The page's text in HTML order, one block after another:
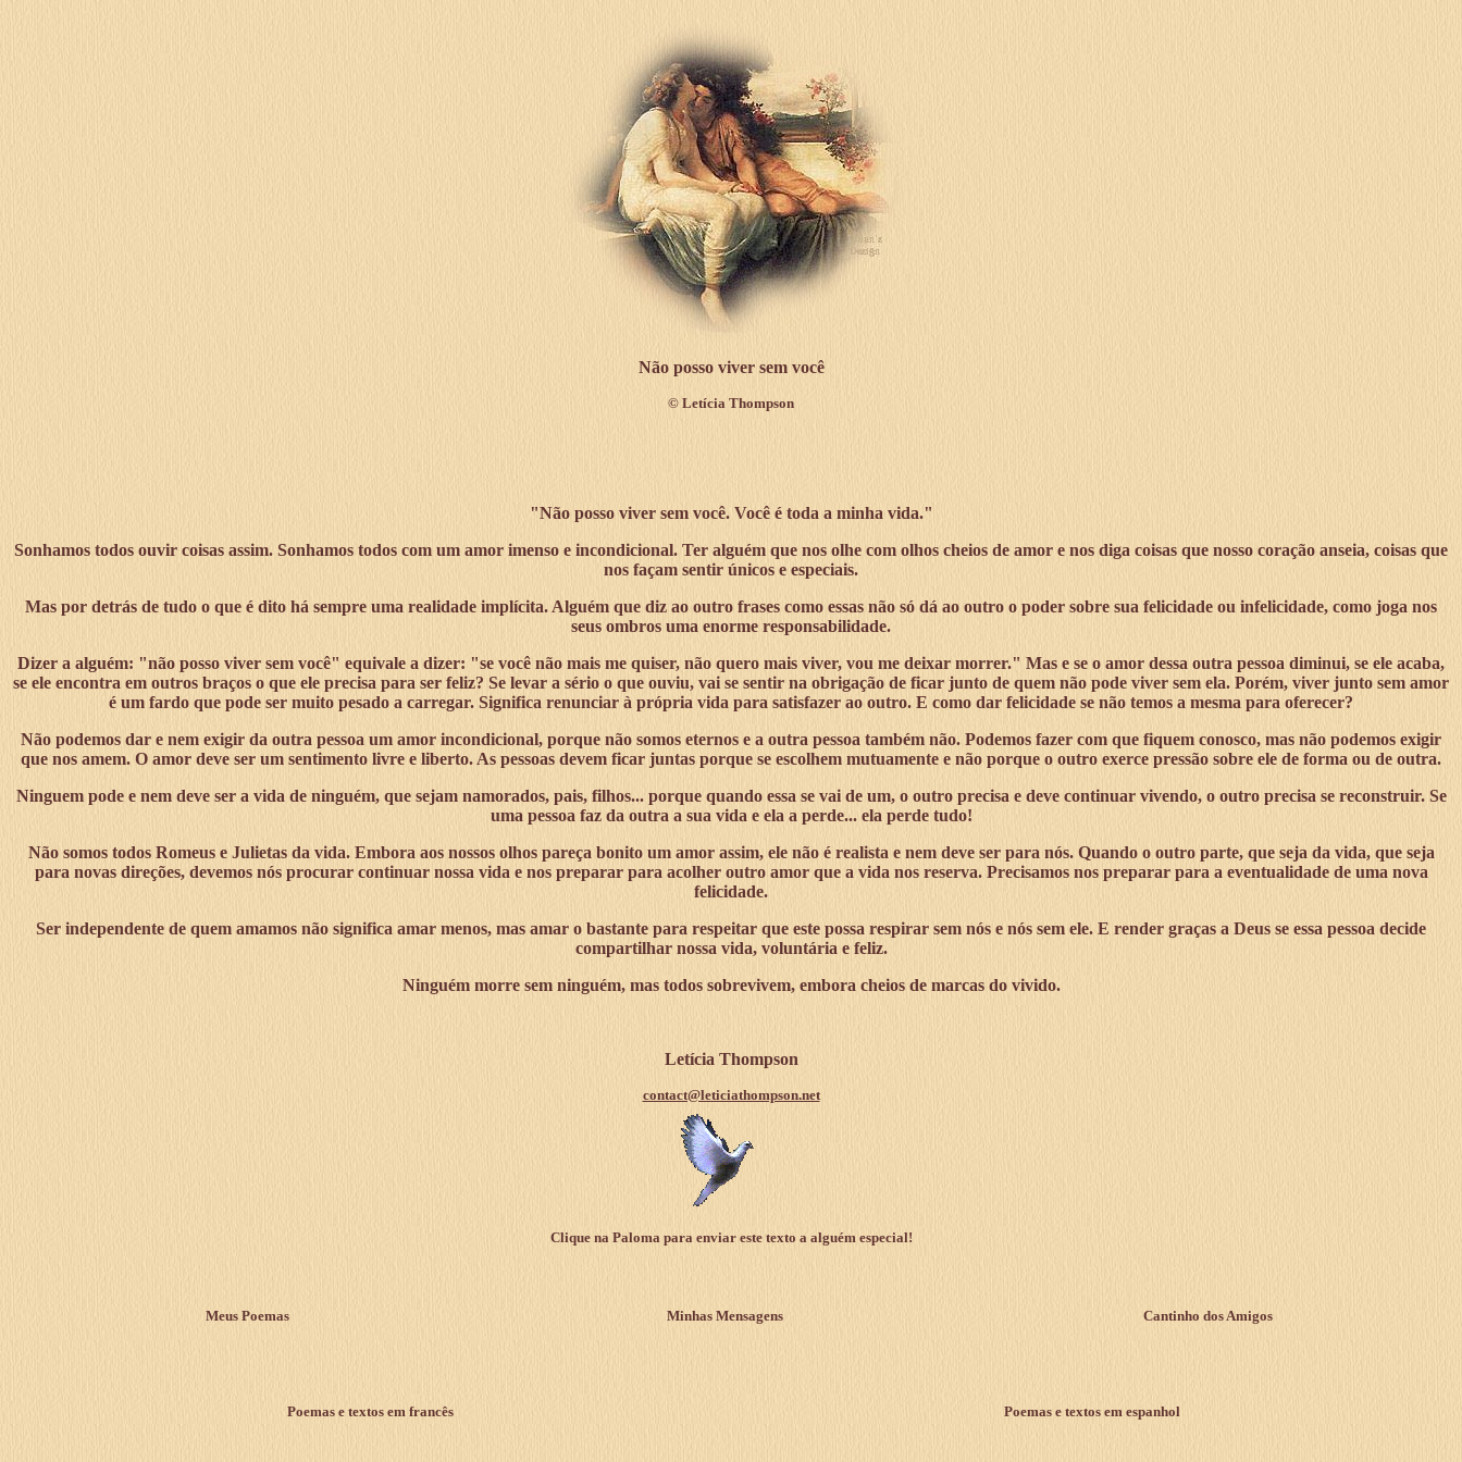
Não posso viver sem você
© Letícia Thompson
"Não posso viver sem você. Você é toda a minha vida."
Sonhamos todos ouvir coisas assim. Sonhamos todos com um amor imenso e incondicional. Ter alguém que nos olhe com olhos cheios de amor e nos diga coisas que nosso coração anseia, coisas que
nos façam sentir únicos e especiais.
Mas por detrás de tudo o que é dito há sempre uma realidade implícita. Alguém que diz ao outro frases como essas não só dá ao outro o poder sobre sua felicidade ou infelicidade, como joga nos
seus ombros uma enorme responsabilidade.
Dizer a alguém: "não posso viver sem você" equivale a dizer: "se você não mais me quiser, não quero mais viver, vou me deixar morrer." Mas e se o amor dessa outra pessoa diminui, se ele acaba,
se ele encontra em outros braços o que ele precisa para ser feliz? Se levar a sério o que ouviu, vai se sentir na obrigação de ficar junto de quem não pode viver sem ela. Porém, viver junto sem amor
é um fardo que pode ser muito pesado a carregar. Significa renunciar à própria vida para satisfazer ao outro. E como dar felicidade se não temos a mesma para oferecer?
Não podemos dar e nem exigir da outra pessoa um amor incondicional, porque não somos eternos e a outra pessoa também não. Podemos fazer com que fiquem conosco, mas não podemos exigir
que nos amem. O amor deve ser um sentimento livre e liberto. As pessoas devem ficar juntas porque se escolhem mutuamente e não porque o outro exerce pressão sobre ele de forma ou de outra.
Ninguem pode e nem deve ser a vida de ninguém, que sejam namorados, pais, filhos... porque quando essa se vai de um, o outro precisa e deve continuar vivendo, o outro precisa se reconstruir. Se
uma pessoa faz da outra a sua vida e ela a perde... ela perde tudo!
Não somos todos Romeus e Julietas da vida. Embora aos nossos olhos pareça bonito um amor assim, ele não é realista e nem deve ser para nós. Quando o outro parte, que seja da vida, que seja
para novas direções, devemos nós procurar continuar nossa vida e nos preparar para acolher outro amor que a vida nos reserva. Precisamos nos preparar para a eventualidade de uma nova
felicidade.
Ser independente de quem amamos não significa amar menos, mas amar o bastante para respeitar que este possa respirar sem nós e nós sem ele. E render graças a Deus se essa pessoa decide
compartilhar nossa vida, voluntária e feliz.
Ninguém morre sem ninguém, mas todos sobrevivem, embora cheios de marcas do vivido.
Letícia Thompson
contact@leticiathompson.net
Clique na Paloma para enviar este texto a alguém especial!
Meus Poemas Minhas Mensagens Cantinho dos Amigos
Poemas e textos em francês Poemas e textos em espanhol